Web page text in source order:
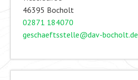
46395 Bocholt
02871 184070
geschaeftsstelle@dav-bocholt.de